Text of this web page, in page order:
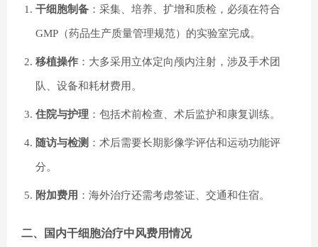
干细胞制备 ：采集、培养、扩增和质检，必须在符合
GMP（药品生产质量管理规范）的实验室完成。
移植操作 ：大多采用立体定向颅内注射，涉及手术团
队、设备和耗材费用。
住院与护理 ：包括术前检查、术后监护和康复训练。
随访与检测 ：术后需要长期影像学评估和运动功能评
分。
附加费用 ：海外治疗还需考虑签证、交通和住宿。
二、国内干细胞治疗中风费用情况